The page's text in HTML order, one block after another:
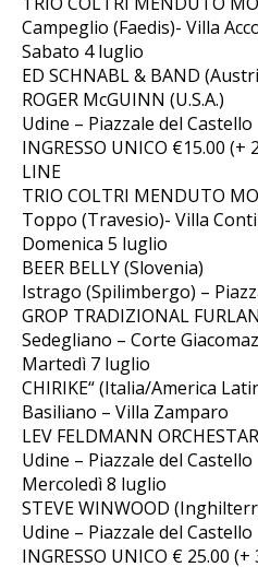
Campeglio (Faedis)- Villa
Sabato 4 luglio
ED SCHNABL & BAND
ROGER McGUINN (U.S.A.)
Udine – Piazzale del Castello
INGRESSO UNICO €15.00 (+
LINE
TRIO COLTRI MENDUTO
Toppo (Travesio)- Villa
Domenica 5 luglio
BEER BELLY (Slovenia)
Istrago (Spilimbergo) –
GROP TRADIZIONAL
Sedegliano – Corte
Martedì 7 luglio
CHIRIKE“ (Italia/America
Basiliano – Villa Zamparo
LEV FELDMANN
Udine – Piazzale del Castello
Mercoledì 8 luglio
STEVE WINWOOD
Udine – Piazzale del Castello
INGRESSO UNICO € 25.00